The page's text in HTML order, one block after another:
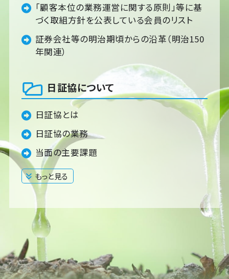
「顧客本位の業務運営に関する原則」等に基
づく取組方針を公表している会員のリスト
証券会社等の明治期頃からの沿革（明治150
年関連）
日証協について
日証協とは
日証協の業務
当面の主要課題
もっと見る
閉じる